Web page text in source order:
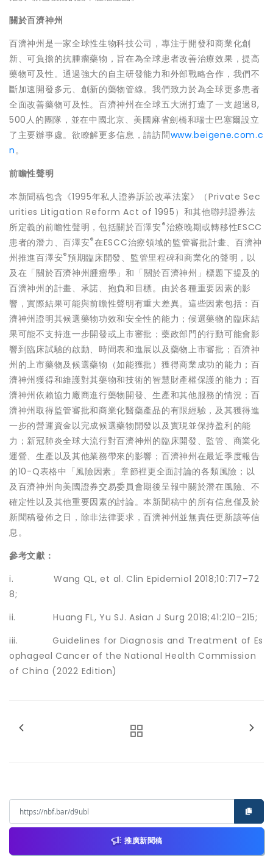
關於百濟神州
百濟神州是一家全球性生物科技公司，專注于開發和商業化創
新、可負擔的抗腫瘤藥物，旨在為全球患者改善治療效果，提高
藥物可及性。通過強大的自主研發能力和外部戰略合作，我們不
斷加速開發多元、創新的藥物管線。我們致力於為全球更多患者
全面改善藥物可及性。百濟神州在全球五大洲打造了一支超過8,
500人的團隊，並在中國北京、美國麻省劍橋和瑞士巴塞爾設立
了主要辦事處。欲瞭解更多信息，請訪問www.beigene.com.c
n。
前瞻性聲明
本新聞稿包含《1995年私人證券訴訟改革法案》（Private Sec
urities Litigation Reform Act of 1995）和其他聯邦證券法
所定義的前瞻性聲明，包括關於百澤安®治療晚期或轉移性ESCC
患者的潛力、百澤安®在ESCC治療領域的監管審批計畫、百濟神
州推進百澤安®預期臨床開發、監管里程碑和商業化的聲明，以
及在「關於百濟神州腫瘤學」和「關於百濟神州 」標題下提及的
百濟神州的計畫、承諾、抱負和目標。由於各種重要因素的影
響，實際結果可能與前瞻性聲明有重大差異。這些因素包括：百
濟神州證明其候選藥物功效和安全性的能力；候選藥物的臨床結
果可能不支持進一步開發或上市審批；藥政部門的行動可能會影
響到臨床試驗的啟動、時間表和進展以及藥物上市審批；百濟神
州的上市藥物及候選藥物（如能獲批）獲得商業成功的能力；百
濟神州獲得和維護對其藥物和技術的智慧財產權保護的能力；百
濟神州依賴協力廠商進行藥物開發、生產和其他服務的情況；百
濟神州取得監管審批和商業化醫藥產品的有限經驗，及其獲得進
一步的營運資金以完成候選藥物開發以及實現並保持盈利的能
力；新冠肺炎全球大流行對百濟神州的臨床開發、監管、商業化
運營、生產以及其他業務帶來的影響；百濟神州在最近季度報告
的10-Q表格中 「風險因素」 章節裡更全面討論的各類風險；以
及百濟神州向美國證券交易委員會期後呈報中關於潛在風險、不
確定性以及其他重要因素的討論。本新聞稿中的所有信息僅及於
新聞稿發佈之日，除非法律要求，百濟神州並無責任更新該等信
息。
參考文獻：
i. Wang QL, et al. Clin Epidemiol 2018;10:717–72
8;
ii. Huang FL, Yu SJ. Asian J Surg 2018;41:210–215;
iii. Guidelines for Diagnosis and Treatment of Es
ophageal Cancer of the National Health Commission
ofChina (2022 Edition)
推廣新聞稿